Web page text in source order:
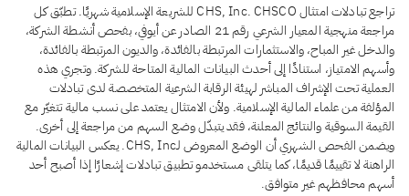
تراجع تبادلات امتثال CHS, Inc. CHSCO للشريعة الإسلامية شهريًا. تطبّق كل
مراجعة منهجية المعيار الشرعي رقم 21 الصادر عن أيوفي، بفحص أنشطة الشركة،
والدخل غير المباح، والاستثمارات المرتبطة بالفائدة، والديون المرتبطة بالفائدة،
وأسهم الامتياز، استنادًا إلى أحدث البيانات المالية المتاحة للشركة. وتجري هذه
العملية تحت الإشراف المباشر لهيئة الرقابة الشرعية المتخصصة لدى تبادلات
المؤلفة من علماء المالية الإسلامية. ولأن الامتثال يعتمد على نسب مالية تتغيّر مع
القيمة السوقية والنتائج المعلنة، فقد يتبدّل وضع السهم من مراجعة إلى أخرى.
ويضمن الفحص الشهري أن الوضع المعروض لـCHS, Inc. يعكس البيانات المالية
الراهنة لا تقييمًا قديمًا، كما يتلقى مستخدمو تطبيق تبادلات إشعارًا إذا أصبح أحد
أسهم محافظهم غير متوافق.